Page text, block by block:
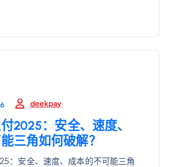
deekpay
2025：安全、速度、
三角如何破解？
：安全、速度、成本的不可能三角